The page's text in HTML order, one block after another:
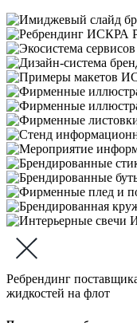
Ребрендинг
жидкостей на флот